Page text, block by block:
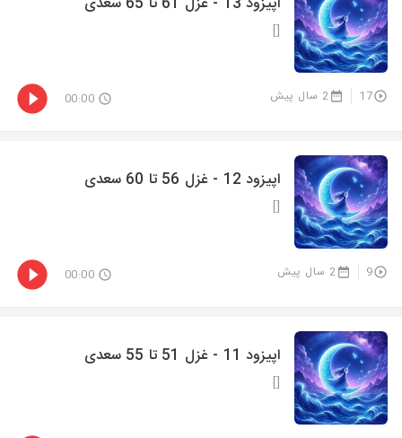
[]
17 2 سال پیش 00:00
اپیزود 12 - غزل 56 تا 60 سعدی
[]
9 2 سال پیش 00:00
اپیزود 11 - غزل 51 تا 55 سعدی
[]